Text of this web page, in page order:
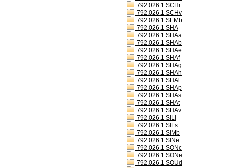
792.026.1 SCHr
792.026.1 SCHv
792.026.1 SEMb
792.026.1 SHA
792.026.1 SHAa
792.026.1 SHAb
792.026.1 SHAe
792.026.1 SHAf
792.026.1 SHAg
792.026.1 SHAh
792.026.1 SHAl
792.026.1 SHAp
792.026.1 SHAs
792.026.1 SHAt
792.026.1 SHAv
792.026.1 SILi
792.026.1 SILs
792.026.1 SIMb
792.026.1 SINe
792.026.1 SONc
792.026.1 SONe
792.026.1 SOUd